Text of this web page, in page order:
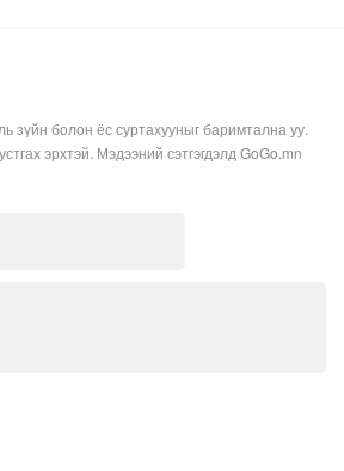
зүйн болон ёс суртахууныг баримтална уу.
эрхтэй. Мэдээний сэтгэгдэлд GoGo.mn